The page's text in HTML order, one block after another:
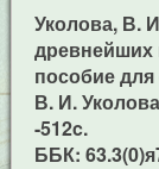
Уколова, В.
древнейших
пособие
В. И.
-512c.
ББК: